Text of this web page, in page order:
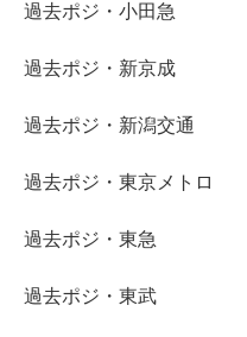
過去ポジ・小田急
過去ポジ・新京成
過去ポジ・新潟交通
過去ポジ・東京メトロ
過去ポジ・東急
過去ポジ・東武